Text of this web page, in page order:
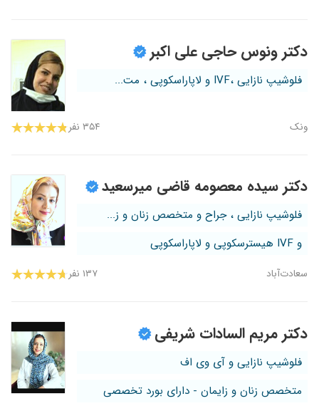
دکتر ونوس حاجی علی اکبر
فلوشیپ نازایی ،IVF و لاپاراسکوپی ، مت...
ونک ۳۵۴ نفر
دکتر سیده معصومه قاضی میرسعید
فلوشیپ نازایی ، جراح و متخصص زنان و ز...
و IVF هیسترسکوپی و لاپاراسکوپی
سعادت‌آباد ۱۳۷ نفر
دکتر مریم السادات شریفی
فلوشیپ نازایی و آی وی اف
متخصص زنان و زایمان - دارای بورد تخصصی